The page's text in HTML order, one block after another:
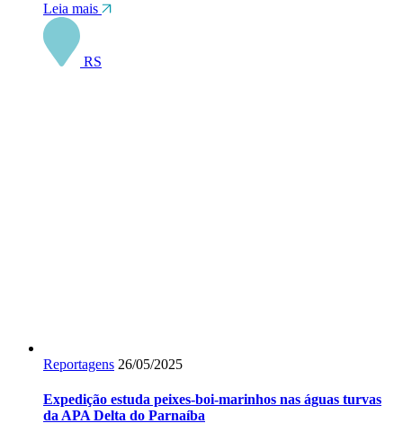
Leia mais
RS
Reportagens 26/05/2025
Expedição estuda peixes-boi-marinhos nas águas turvas
da APA Delta do Parnaíba